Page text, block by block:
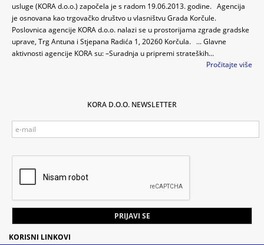
usluge (KORA d.o.o.) započela je s radom 19.06.2013. godine. Agencija
je osnovana kao trgovačko društvo u vlasništvu Grada Korčule.
Poslovnica agencije KORA d.o.o. nalazi se u prostorijama zgrade gradske
uprave, Trg Antuna i Stjepana Radića 1, 20260 Korčula. ... Glavne
aktivnosti agencije KORA su: –Suradnja u pripremi strateških...
Pročitajte više
KORA D.O.O. NEWSLETTER
KORISNI LINKOVI